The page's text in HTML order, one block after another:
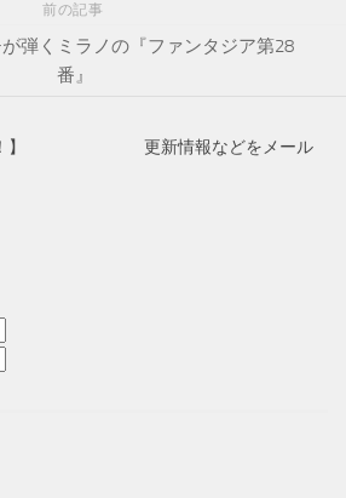
前の記事
弾くミラノの『ファンタジア第28
番』
ー！】 更新情報などをメール